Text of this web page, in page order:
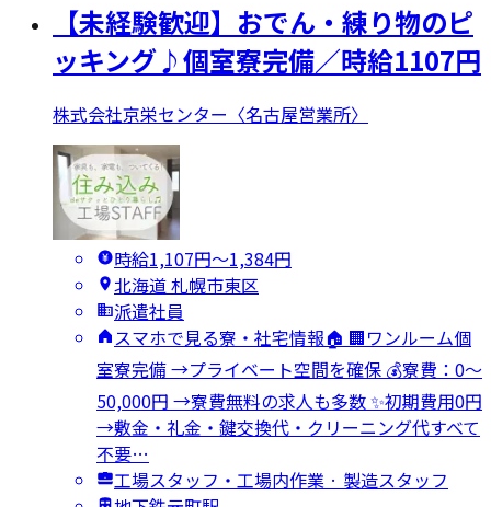
【未経験歓迎】おでん・練り物のピ
ッキング♪個室寮完備／時給1107円
株式会社京栄センター〈名古屋営業所〉
時給1,107円〜1,384円
北海道 札幌市東区
派遣社員
スマホで見る寮・社宅情報🏠 🏢ワンルーム個
室寮完備 →プライベート空間を確保 💰寮費：0～
50,000円 →寮費無料の求人も多数 ✨初期費用0円
→敷金・礼金・鍵交換代・クリーニング代すべて
不要…
工場スタッフ・工場内作業 · 製造スタッフ